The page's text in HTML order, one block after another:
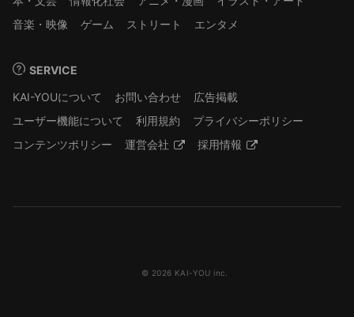
音楽・映像
ゲーム ストリート エンタメ
SERVICE
KAI-YOUについて
お問い合わせ
広告掲載
ユーザー機能について
利用規約
プライバシーポリシー
コンテンツポリシー
運営会社 採用情報
© 2026 KAI-YOU inc.